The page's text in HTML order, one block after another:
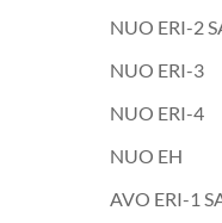
NUO ERI-2
NUO ERI-3
NUO ERI-4
NUO EH
AVO ERI-1